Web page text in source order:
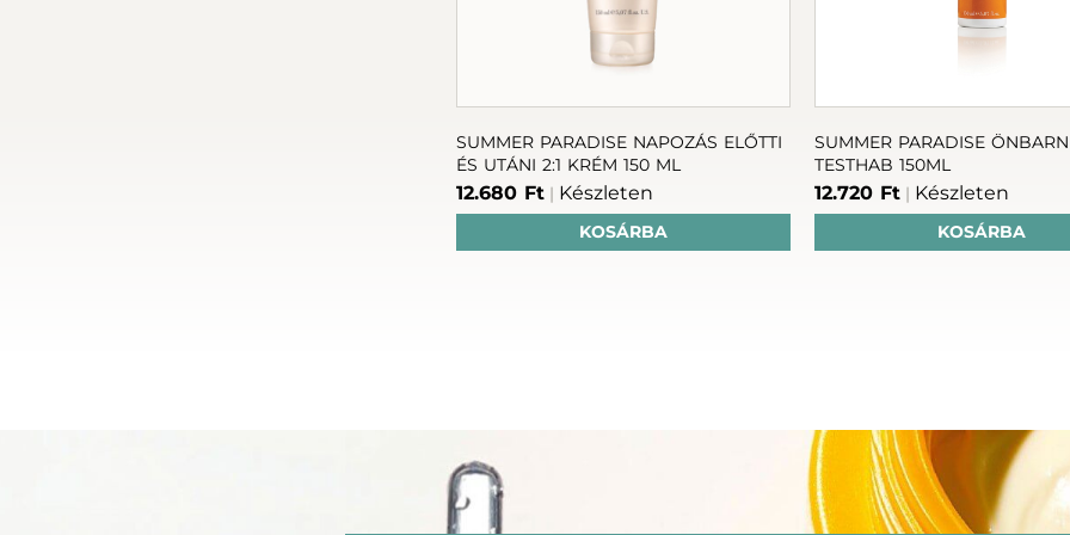
SUMMER PARADISE NAPOZÁS ELŐTTI
ÉS UTÁNI 2:1 KRÉM 150 ML
12.680 Ft | Készleten
KOSÁRBA
SUMMER PARADISE
TESTHAB 150ML
12.720 Ft | Készleten
KOSÁRBA